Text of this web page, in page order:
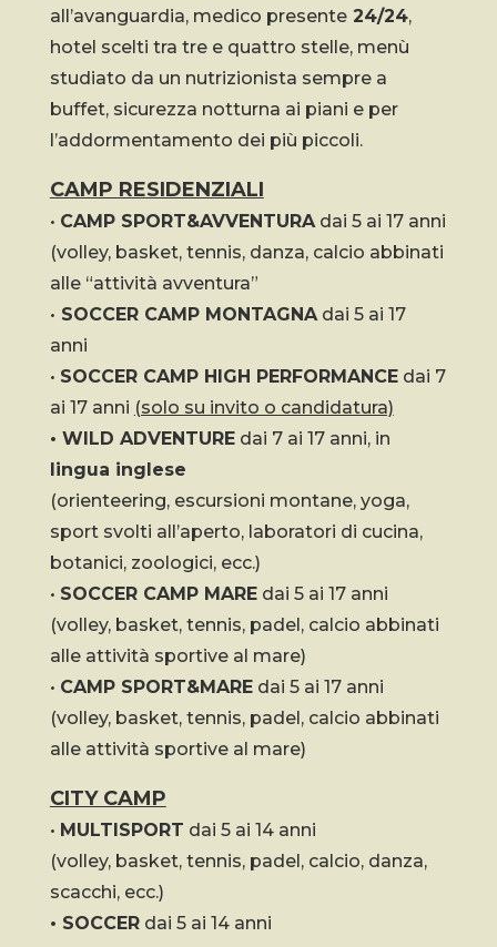
all’avanguardia, medico presente24/24,
hotel scelti tra tre e quattro stelle, menù
studiato da un nutrizionista sempre a
buffet, sicurezza notturna ai piani e per
l’addormentamento dei più piccoli.
CAMP RESIDENZIALI
• CAMP SPORT&AVVENTURAdai 5 ai 17 anni
(volley, basket, tennis, danza, calcio abbinati
alle “attività avventura”
• SOCCER CAMP MONTAGNAdai 5 ai 17
anni
• SOCCER CAMP HIGH PERFORMANCEdai 7
ai 17 anni (solo su invito o candidatura)
• WILD ADVENTUREdai 7 ai 17 anni, in
lingua inglese
(orienteering, escursioni montane, yoga,
sport svolti all’aperto, laboratori di cucina,
botanici, zoologici, ecc.)
• SOCCER CAMP MAREdai 5 ai 17 anni
(volley, basket, tennis, padel, calcio abbinati
alle attività sportive al mare)
• CAMP SPORT&MAREdai 5 ai 17 anni
(volley, basket, tennis, padel, calcio abbinati
alle attività sportive al mare)
CITY CAMP
• MULTISPORT dai 5 ai 14 anni
(volley, basket, tennis, padel, calcio, danza,
scacchi, ecc.)
• SOCCERdai 5 ai 14 anni